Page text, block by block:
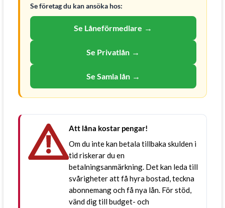
Se företag du kan ansöka hos:
Se Låneförmedlare →
Se Privatlån →
Se Samla lån →
Att låna kostar pengar!
Om du inte kan betala tillbaka skulden i
tid riskerar du en
betalningsanmärkning. Det kan leda till
svårigheter att få hyra bostad, teckna
abonnemang och få nya lån. För stöd,
vänd dig till budget- och